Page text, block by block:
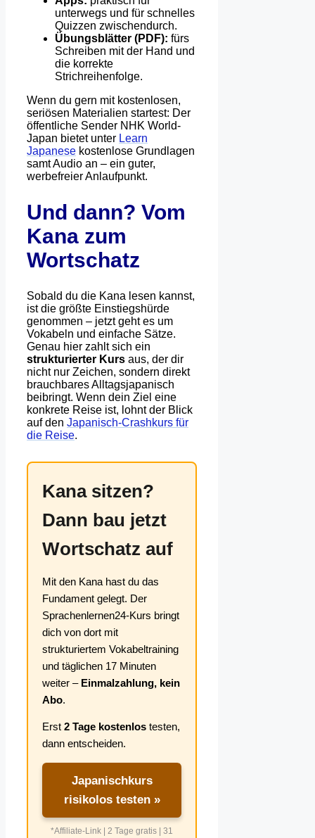
unterwegs und für schnelles
Quizzen zwischendurch.
Übungsblätter (PDF): fürs
Schreiben mit der Hand und
die korrekte
Strichreihenfolge.
Wenn du gern mit kostenlosen,
seriösen Materialien startest: Der
öffentliche Sender NHK World-
Japan bietet unter Learn
Japanese kostenlose Grundlagen
samt Audio an – ein guter,
werbefreier Anlaufpunkt.
Und dann? Vom
Kana zum
Wortschatz
Sobald du die Kana lesen kannst,
ist die größte Einstiegshürde
genommen – jetzt geht es um
Vokabeln und einfache Sätze.
Genau hier zahlt sich ein
strukturierter Kurs aus, der dir
nicht nur Zeichen, sondern direkt
brauchbares Alltagsjapanisch
beibringt. Wenn dein Ziel eine
konkrete Reise ist, lohnt der Blick
auf den Japanisch-Crashkurs für
die Reise.
Kana sitzen?
Dann bau jetzt
Wortschatz auf
Mit den Kana hast du das
Fundament gelegt. Der
Sprachenlernen24-Kurs bringt
dich von dort mit
strukturiertem Vokabeltraining
und täglichen 17 Minuten
weiter – Einmalzahlung, kein
Abo.
Erst 2 Tage kostenlos testen,
dann entscheiden.
Japanischkurs
risikolos testen »
*Affiliate-Link | 2 Tage gratis | 31